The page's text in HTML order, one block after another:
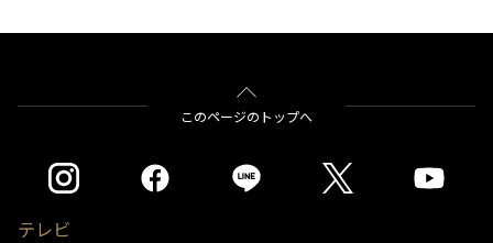
このページのトップへ
テレビ